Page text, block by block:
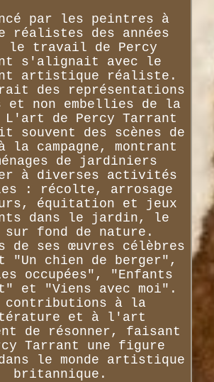
par les peintres à
des années
le travail de Percy
s'alignait avec le
artistique réaliste.
des représentations
et non embellies de la
L'art de Percy Tarrant
souvent des scènes de
campagne, montrant
de jardiniers
à diverses activités
: récolte, arrosage
équitation et jeux
dans le jardin, le
fond de nature.
de ses œuvres célèbres
"Un chien de berger",
occupées", "Enfants
et "Viens avec moi".
contributions à la
et à l'art
de résonner, faisant
Tarrant une figure
le monde artistique
britannique.